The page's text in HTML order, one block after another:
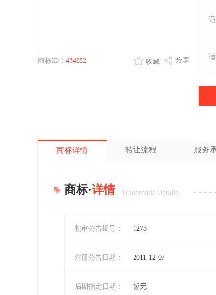
商标ID： 434852 分享
收藏
商标详情 转让流程 服务
商标·详情 Trademark Details
初审公告期号： 1278
注册公告日期： 2011-12-07
后期指定日期： 暂无